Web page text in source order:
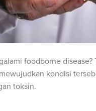
foodborne
kondisi
toksin.